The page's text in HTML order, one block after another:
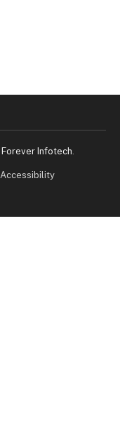
Forever Infotech
Accessibility